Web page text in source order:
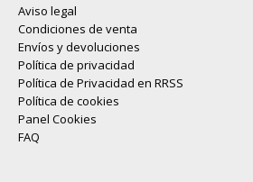
Aviso legal
Condiciones de venta
Envíos y devoluciones
Política de privacidad
Política de Privacidad en RRSS
Política de cookies
Panel Cookies
FAQ